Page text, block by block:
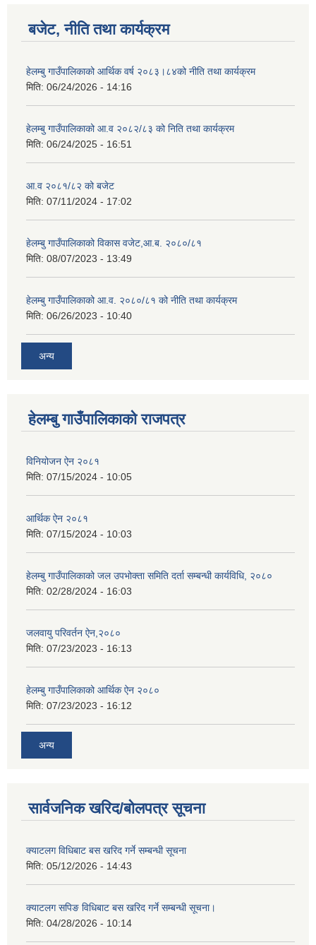
बजेट, नीति तथा कार्यक्रम
हेलम्बु गाउँपालिकाको आर्थिक वर्ष २०८३।८४को नीति तथा कार्यक्रम
मिति: 06/24/2026 - 14:16
हेलम्बु गाउँपालिकाको आ.व २०८२/८३ को निति तथा कार्यक्रम
मिति: 06/24/2025 - 16:51
आ.व २०८१/८२ को बजेट
मिति: 07/11/2024 - 17:02
हेलम्बु गाउँपालिकाको विकास वजेट,आ.ब. २०८०/८१
मिति: 08/07/2023 - 13:49
हेलम्बु गाउँपालिकाको आ.व. २०८०/८१ को नीति तथा कार्यक्रम
मिति: 06/26/2023 - 10:40
अन्य
हेलम्बु गाउँपालिकाको राजपत्र
विनियोजन ऐन २०८१
मिति: 07/15/2024 - 10:05
आर्थिक ऐन २०८१
मिति: 07/15/2024 - 10:03
हेलम्बु गाउँपालिकाको जल उपभोक्ता समिति दर्ता सम्बन्धी कार्यविधि, २०८०
मिति: 02/28/2024 - 16:03
जलवायु परिवर्तन ऐन,२०८०
मिति: 07/23/2023 - 16:13
हेलम्बु गाउँपालिकाको आर्थिक ऐन २०८०
मिति: 07/23/2023 - 16:12
अन्य
सार्वजनिक खरिद/बोलपत्र सूचना
क्याटलग विधिबाट बस खरिद गर्ने सम्बन्धी सूचना
मिति: 05/12/2026 - 14:43
क्याटलग सपिङ विधिबाट बस खरिद गर्ने सम्बन्धी सूचना।
मिति: 04/28/2026 - 10:14